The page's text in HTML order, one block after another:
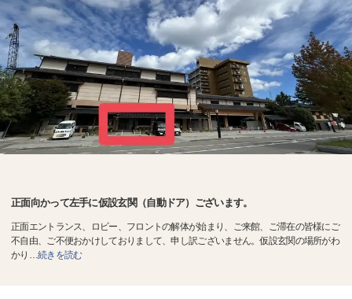
正面向かって左手に仮設玄関（自動ドア）ございます。
正面エントランス、ロビー、フロントの解体が始まり、ご来館、ご滞在の皆様にご
不自由、ご不便おかけしておりまして、申し訳ございません。仮設玄関の場所がわ
かり …続きを読む